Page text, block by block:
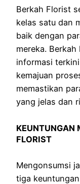
Berkah Florist
kelas satu dan
baik dengan
mereka.
informasi
kemajuan
memastikan
yang jelas dan
KEUNTUNGAN
FLORIST
Mengonsumsi
tiga